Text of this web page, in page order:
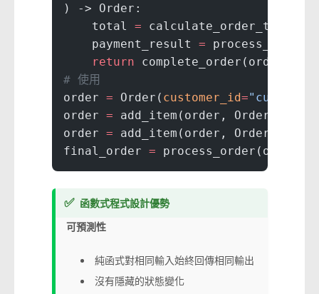
) -> Order:
    total
=
    payment_result
=
    return
complete_order(order,
# 使用
order = Order( customer_id=
order = add_item(order, OrderItem(
order = add_item(order, OrderItem(
final_order = process_order(order,
✅ 函數式程式設計優勢
可預測性
純函式對相同輸入始終回傳相同輸出
沒有隱藏的狀態變化